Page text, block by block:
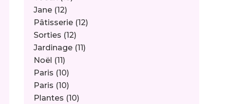
Jane (12)
Pâtisserie (12)
Sorties (12)
Jardinage (11)
Noël (11)
Paris (10)
Paris (10)
Plantes (10)